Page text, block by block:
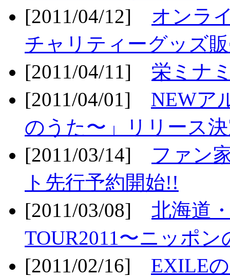
[2011/04/12] オンラ
チャリティーグッズ
[2011/04/11] 栄ミナ
[2011/04/01] NEWア
のうた〜」リリース
[2011/03/14] ファン
ト先行予約開始!!
[2011/03/08] 北海道
TOUR2011〜ニッポ
[2011/02/16] EXILE